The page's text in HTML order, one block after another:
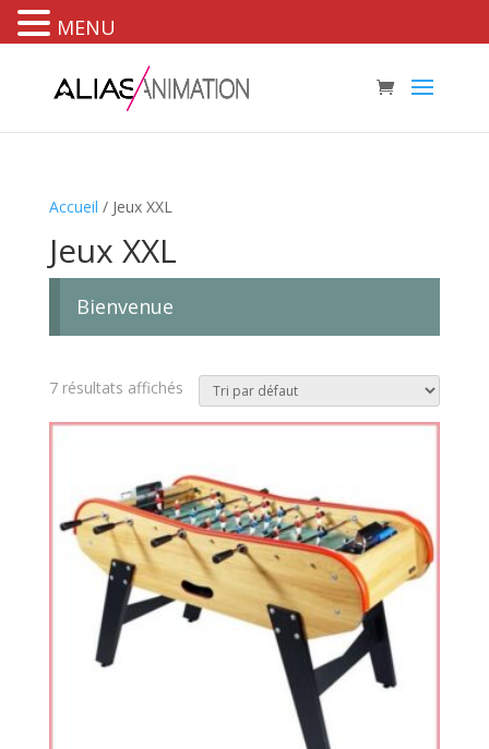
Accueil / Jeux XXL
Jeux XXL
Bienvenue
7 résultats affichés
MENU